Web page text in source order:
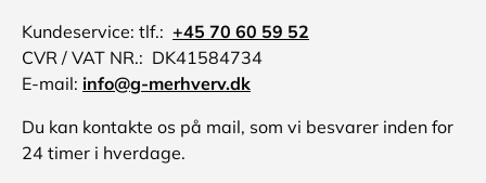
Kundeservice: tlf.: +45 70 60 59 52
CVR / VAT NR.: DK41584734
E-mail: info@g-merhverv.dk
Du kan kontakte os på mail, som vi besvarer inden for
24 timer i hverdage.